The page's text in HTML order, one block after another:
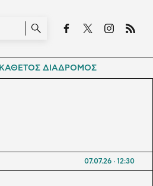
ΚΑΘΕΤΟΣ ΔΙΑΔΡΟΜΟΣ
07.07.26 12:30